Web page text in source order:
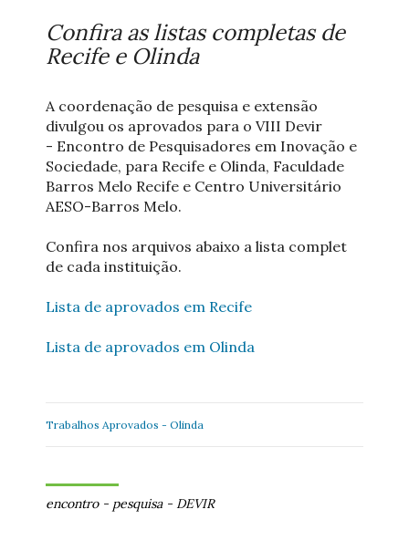
Confira as listas completas de
Recife e Olinda
A coordenação de pesquisa e extensão
divulgou os aprovados para o VIII Devir
- Encontro de Pesquisadores em Inovação e
Sociedade, para Recife e Olinda, Faculdade
Barros Melo Recife e Centro Universitário
AESO-Barros Melo.
Confira nos arquivos abaixo a lista complet
de cada instituição.
Lista de aprovados em Recife
Lista de aprovados em Olinda
Trabalhos Aprovados - Olinda
encontro- pesquisa- DEVIR